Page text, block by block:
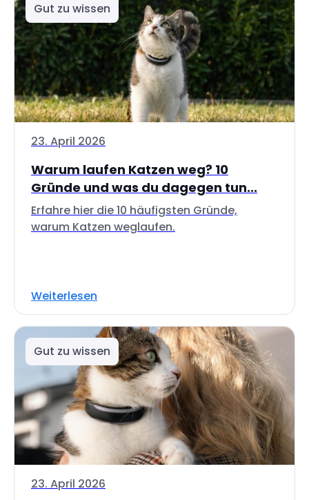
Gut zu wissen
23. April 2026
Warum laufen Katzen weg? 10
Gründe und was du dagegen tun...
Erfahre hier die 10 häufigsten Gründe,
warum Katzen weglaufen.
Weiterlesen
Gut zu wissen
23. April 2026